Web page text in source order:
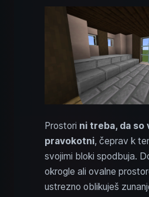
Prostori ni treba, da so
pravokotni, čeprav k
svojimi bloki spodbuja.
okrogle ali ovalne
ustrezno oblikuješ